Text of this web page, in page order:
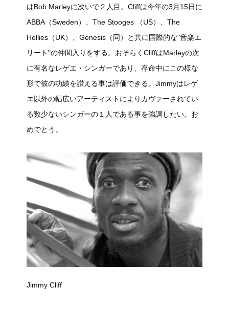
はBob Marleyに次いで２人目。Cliffは今年の3月15日に
ABBA（Sweden）、The Stooges （US）、The
Hollies（UK）、Genesis（同）と共に国際的な"音楽エ
リート"の仲間入りをする。おそらくCliffはMarleyの次
に有名なレゲエ・シンガーであり、存命中にこの様な
形で彼の功績を讃える事は評価できる。Jimmyはレゲ
エ以外の幅広いアーティストによりカヴァーされてい
る数少ないシンガーの１人である事を強調したい。お
めでとう。
Jimmy Cliff